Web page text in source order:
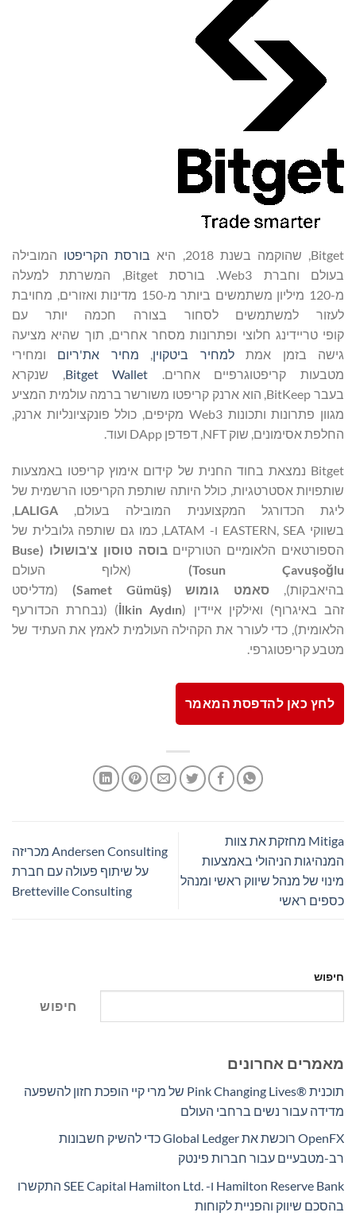
Bitget, שהוקמה בשנת 2018, היא בורסת הקריפטו המובילה
בעולם וחברת Web3. בורסת Bitget, המשרתת למעלה
מ-120 מיליון משתמשים ביותר מ-150 מדינות ואזורים, מחויבת
לעזור למשתמשים לסחור בצורה חכמה יותר עם
קופי טריידינג חלוצי ופתרונות מסחר אחרים, תוך שהיא מציעה
גישה בזמן אמתלמחיר ביטקוין מחיר את'ריום ומחירי
מטבעות קריפטוגרפיים אחרים.
BitgetWallet
, שנקרא
בעבר BitKeep, הוא ארנק קריפטו משורשר ברמה עולמית המציע
מגוון פתרונות ותכונות Web3 מקיפים, כולל פונקציונליות ארנק,
החלפת אסימונים, שוק NFT, דפדפן DApp ועוד.
Bitget נמצאת בחוד החנית של קידום אימוץ קריפטו באמצעות
שותפויות אסטרטגיות, כולל היותה שותפת הקריפטו הרשמית של
ליגת הכדורגל המקצוענית המובילה בעולם, LALIGA
בשווקי EASTERN, SEA ו- LATAM, כמו גם שותפה גלובלית של
הספורטאים הלאומיים הטורקיים בוסה טוסון צ'בושולו (
Buse
Tosun Çavuşoğlu
) (אלוף העולם
בהיאבקות), סאמט גומוש (
Samet Gümüş
) (מדליסט
זהב באיגרוף) ואילקין איידין (
İlkin Aydın ) (נבחרת הכדורעף
הלאומית), כדי לעורר את הקהילה העולמית לאמץ את העתיד של
מטבע קריפטוגרפי.
לחץ כאן להדפסת המאמר
Mitiga מחזקת את צוות
המנהיגות הניהולי באמצעות
מינוי של מנהל שיווק ראשי ומנהל
כספים ראשי
Andersen Consulting מכריזה
על שיתוף פעולה עם חברת
Bretteville Consulting
חיפוש
חיפוש
מאמרים אחרונים
תוכנית Pink Changing Lives®‎ של מרי קיי הופכת חזון להשפעה
מדידה עבור נשים ברחבי העולם
OpenFX רוכשת את Global Ledger כדי להשיק חשבונות
רב-מטבעיים עבור חברות פינטק
Hamilton Reserve Bank ו- SEE Capital Hamilton Ltd.‎ התקשרו
בהסכם שיווק והפניית לקוחות